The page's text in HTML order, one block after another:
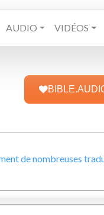
AUDIO VIDÉOS
de nombreuses